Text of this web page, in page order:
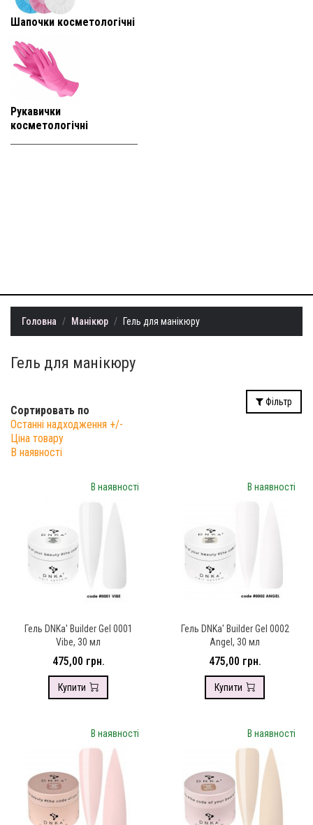
Шапочки косметологічні
Рукавички
косметологічні
Головна Манікюр Гель для манікюру
Гель для манікюру
Сортировать по
Останні надходження +/-
Ціна товару
В наявності
Фільтр
В наявності
Гель DNKa' Builder Gel 0001
Vibe, 30 мл
475,00 грн.
Купити
В наявності
Гель DNKa' Builder Gel 0002
Angel, 30 мл
475,00 грн.
Купити
В наявності В наявності